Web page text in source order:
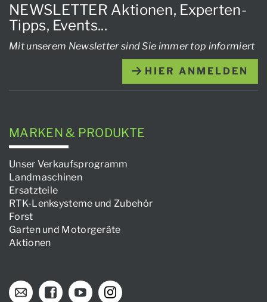
NEWSLETTER Aktionen, Experten-
Tipps, Events...
Mit unserem Newsletter sind Sie immer top informiert
HIER ANMELDEN
MARKEN & PRODUKTE
Unser Verkaufsprogramm
Landmaschinen
Ersatzteile
RTK-Lenksysteme und Zubehör
Forst
Garten und Motorgeräte
Aktionen